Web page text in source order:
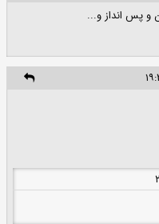
و پس انداز و...